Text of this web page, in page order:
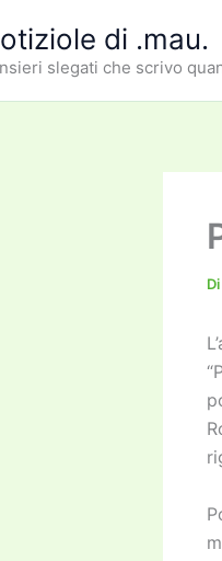
di .mau.
slegati che scrivo
Di